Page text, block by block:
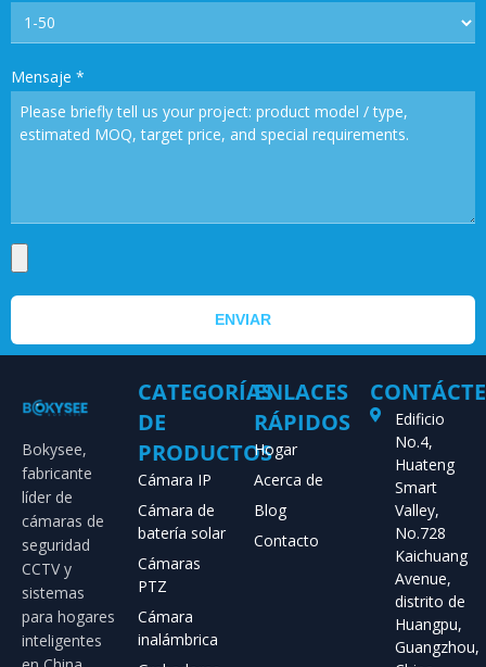
Mensaje *
ENVIAR
Bokysee,
fabricante
líder de
cámaras de
seguridad
CCTV y
sistemas
para hogares
inteligentes
CATEGORÍAS
DE
PRODUCTOS
Cámara IP
Cámara de
batería solar
Cámaras
PTZ
Cámara
inalámbrica
ENLACES
RÁPIDOS
Hogar
Acerca de
Blog
Contacto
Edificio
No.4,
Huateng
Smart
Valley,
No.728
Kaichuang
Avenue,
distrito de
Huangpu,
Guangzhou,